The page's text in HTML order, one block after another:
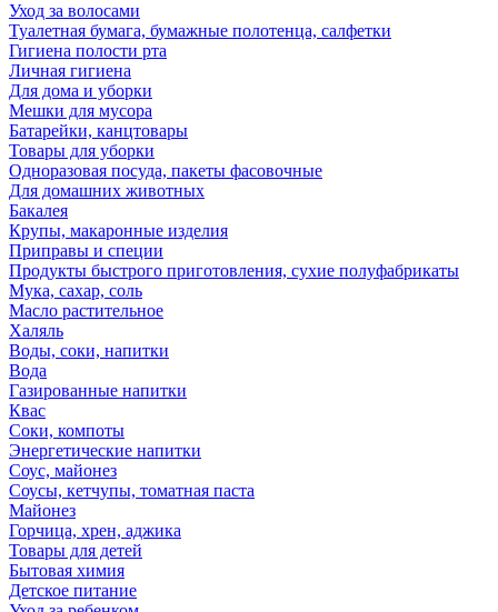
Уход за волосами
Туалетная бумага, бумажные полотенца, салфетки
Гигиена полости рта
Личная гигиена
Для дома и уборки
Мешки для мусора
Батарейки, канцтовары
Товары для уборки
Одноразовая посуда, пакеты фасовочные
Для домашних животных
Бакалея
Крупы, макаронные изделия
Приправы и специи
Продукты быстрого приготовления, сухие полуфабрикаты
Мука, сахар, соль
Масло растительное
Халяль
Воды, соки, напитки
Вода
Газированные напитки
Квас
Соки, компоты
Энергетические напитки
Соус, майонез
Соусы, кетчупы, томатная паста
Майонез
Горчица, хрен, аджика
Товары для детей
Бытовая химия
Детское питание